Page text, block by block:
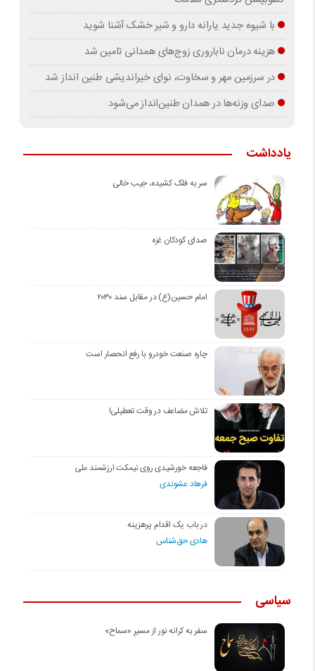
با شیوه جدید یارانه دارو و شیر خشک آشنا شوید
هزینه درمان ناباروری زوج‌های همدانی تامین شد
در سرزمین مهر و سخاوت، نوای خیراندیشی طنین انداز شد
صدای وزنه‌ها در همدان طنین‌انداز می‌شود
یادداشت
سر به فلک کشیده، جیب خالی
صدای کودکان غزه
امام حسین(ع) در مقابل سند ۲۰۳۰
چاره صنعت خودرو با رفع انحصار است
تلاش مضاعف در وقت تعطیلی!
فاجعه خورشیدی روی نیمکت ارزشمند ملی
فرهاد عشوندی
در باب یک اقدام پرهزینه
هادی حق‌شناس
سیاسی
سفر به کرانه‌ نور از مسیرِ «سماح»